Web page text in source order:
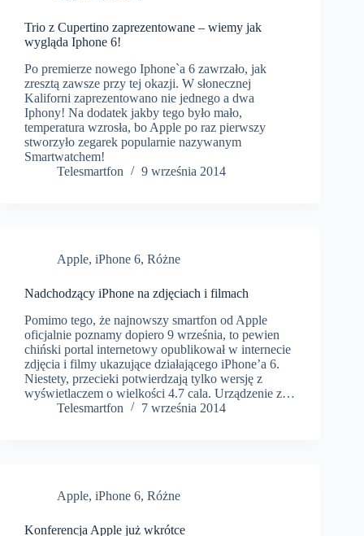
Trio z Cupertino zaprezentowane – wiemy jak
wygląda Iphone 6!
Po premierze nowego Iphone`a 6 zawrzało, jak
zresztą zawsze przy tej okazji. W słonecznej
Kaliforni zaprezentowano nie jednego a dwa
Iphony! Na dodatek jakby tego było mało,
temperatura wzrosła, bo Apple po raz pierwszy
stworzyło zegarek popularnie nazywanym
Smartwatchem!
Telesmartfon
9 września 2014
Apple, iPhone 6, Różne
Nadchodzący iPhone na zdjęciach i filmach
Pomimo tego, że najnowszy smartfon od Apple
oficjalnie poznamy dopiero 9 września, to pewien
chiński portal internetowy opublikował w internecie
zdjęcia i filmy ukazujące działającego iPhone’a 6.
Niestety, przecieki potwierdzają tylko wersję z
wyświetlaczem o wielkości 4.7 cala. Urządzenie z…
Telesmartfon
7 września 2014
Apple, iPhone 6, Różne
Konferencja Apple już wkrótce